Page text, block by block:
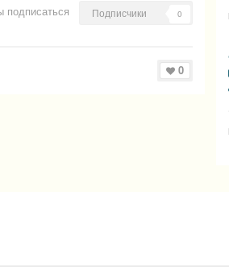
подписаться Подписчики 0
0